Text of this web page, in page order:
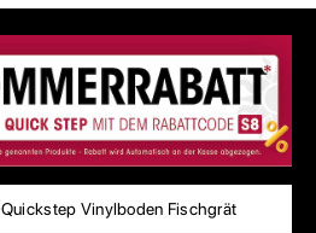
Quickstep Vinylboden Fischgrät